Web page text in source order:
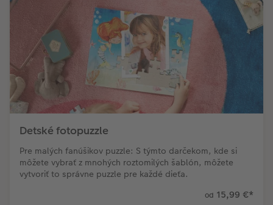
Detské fotopuzzle
Pre malých fanúšikov puzzle: S týmto darčekom, kde si
môžete vybrať z mnohých roztomilých šablón, môžete
vytvoriť to správne puzzle pre každé dieťa.
od 15,99 €*